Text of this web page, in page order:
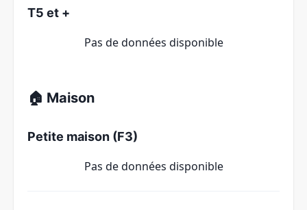
T5 et +
Pas de données disponible
🏠 Maison
Petite maison (F3)
Pas de données disponible